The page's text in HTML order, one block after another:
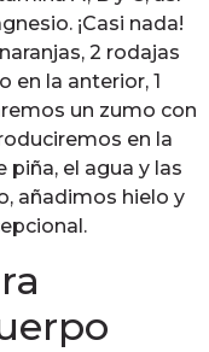
¡Casi nada!
2 rodajas
en la anterior, 1
un zumo con
en la
el agua y las
añadimos hielo y